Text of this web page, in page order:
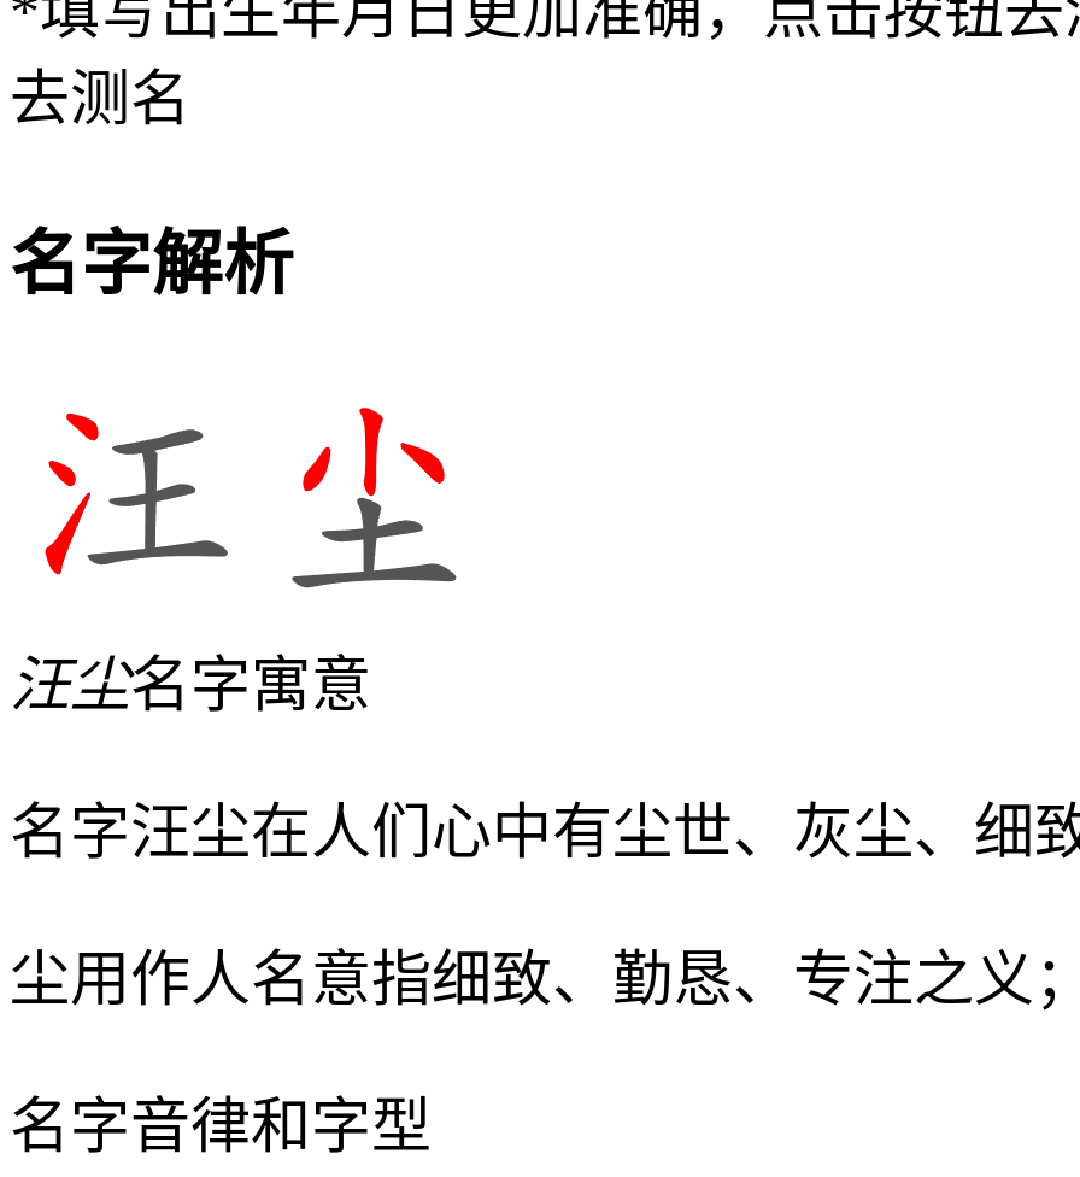
去测名
名字解析
汪尘名字寓意
名字汪尘在人们心中有尘世、灰尘、细
尘用作人名意指细致、勤恳、专注之义
名字音律和字型